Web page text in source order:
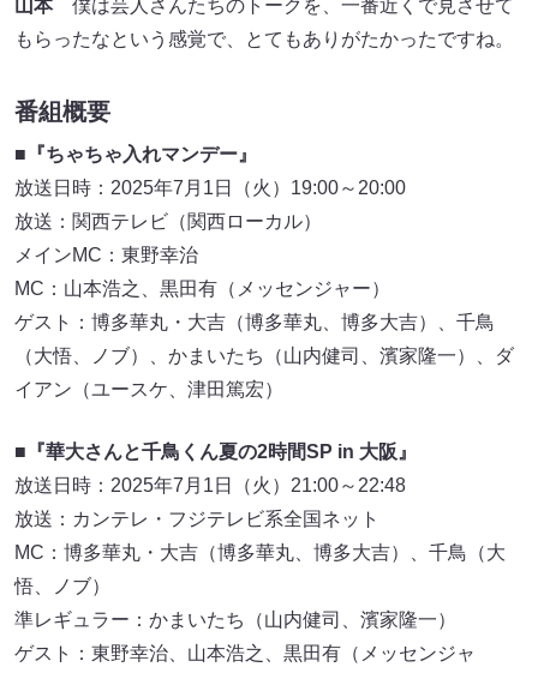
山本僕は芸人さんたちのトークを、一番近くで見させて
もらったなという感覚で、とてもありがたかったですね。
番組概要
■ 『ちゃちゃ入れマンデー』
放送日時：2025年7月1日（火）19:00～20:00
放送：関西テレビ（関西ローカル）
メインMC：東野幸治
MC：山本浩之、黒田有（メッセンジャー）
ゲスト：博多華丸・大吉（博多華丸、博多大吉）、千鳥
（大悟、ノブ）、かまいたち（山内健司、濱家隆一）、ダ
イアン（ユースケ、津田篤宏）
■『華大さんと千鳥くん夏の2時間SP in 大阪』
放送日時：2025年7月1日（火）21:00～22:48
放送：カンテレ・フジテレビ系全国ネット
MC：博多華丸・大吉（博多華丸、博多大吉）、千鳥（大
悟、ノブ）
準レギュラー：かまいたち（山内健司、濱家隆一）
ゲスト：東野幸治、山本浩之、黒田有（メッセンジャ